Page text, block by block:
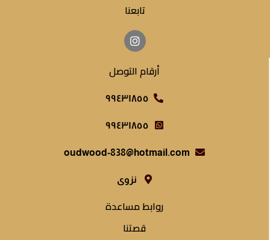
تابعنا
أرقام التوصل
٩٩٤٣١٨٥٥
٩٩٤٣١٨٥٥
oudwood-838@hotmail.com
نزوى
روابط مساعدة
قصتنا